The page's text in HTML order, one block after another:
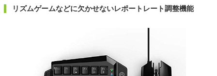
リズムゲームなどに欠かせないレポートレート調整機能